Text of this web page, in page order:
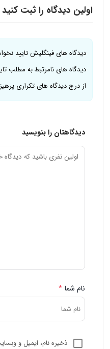
اولین دیدگاه را ثبت کنید
دیدگاه های فینگلیش تایید
دیدگاه های نامرتبط به مطلب
از درج دیدگاه های تکراری
دیدگاهتان را بنویسید
نام شما *
ذخیره نام، ایمیل و